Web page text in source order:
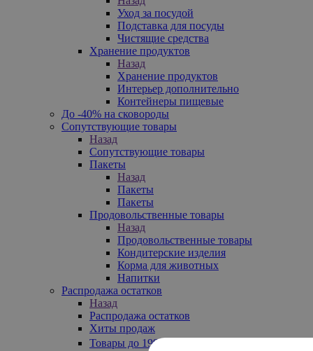
Уход за посудой
Подставка для посуды
Чистящие средства
Хранение продуктов
Назад
Хранение продуктов
Интерьер дополнительно
Контейнеры пищевые
До -40% на сковороды
Сопутствующие товары
Назад
Сопутствующие товары
Пакеты
Назад
Пакеты
Пакеты
Продовольственные товары
Назад
Продовольственные товары
Кондитерские изделия
Корма для животных
Напитки
Распродажа остатков
Назад
Распродажа остатков
Хиты продаж
Товары до 199₽